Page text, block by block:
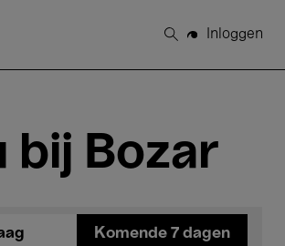
Zoeken
Inloggen
bij Bozar
Komende 7 dagen